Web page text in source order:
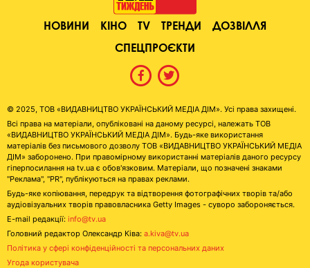
НОВИНИ КІНО TV ТРЕНДИ
ДОЗВІЛЛЯ
СПЕЦПРОЄКТИ
© 2025, ТОВ «ВИДАВНИЦТВО УКРАЇНСЬКИЙ МЕДІА ДІМ». Усі права захищені.
Всі права на матеріали, опубліковані на даному ресурсі, належать ТОВ
«ВИДАВНИЦТВО УКРАЇНСЬКИЙ МЕДІА ДІМ». Будь-яке використання
матеріалів без письмового дозволу ТОВ «ВИДАВНИЦТВО УКРАЇНСЬКИЙ МЕДІА
ДІМ» заборонено. При правомірному використанні матеріалів даного ресурсу
гіперпосилання на tv.ua є обов'язковим. Матеріали, що позначені знаками
"Реклама", "PR", публікуються на правах реклами.
Будь-яке копіювання, передрук та відтворення фотографічних творів та/або
аудіовізуальних творів правовласника Getty Images - суворо забороняється.
E-mail редакції: info@tv.ua
Головний редактор Олександр Ківа: a.kiva@tv.ua
Політика у сфері конфіденційності та персональних даних
Угода користувача